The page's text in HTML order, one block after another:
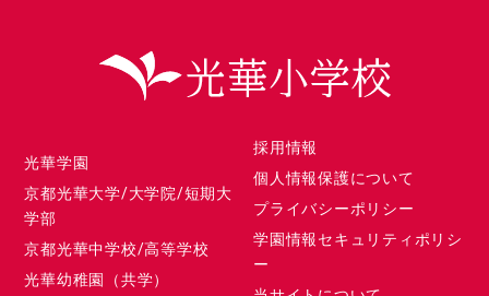
光華学園
京都光華大学/大学院/短期大
学部
京都光華中学校/高等学校
光華幼稚園（共学）
採用情報
個人情報保護について
プライバシーポリシー
学園情報セキュリティポリシ
ー